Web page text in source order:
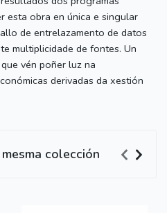
esta obra en única e singular
de entrelazamento de datos
multiplicidade de fontes. Un
vén poñer luz na
derivadas da xestión
colección